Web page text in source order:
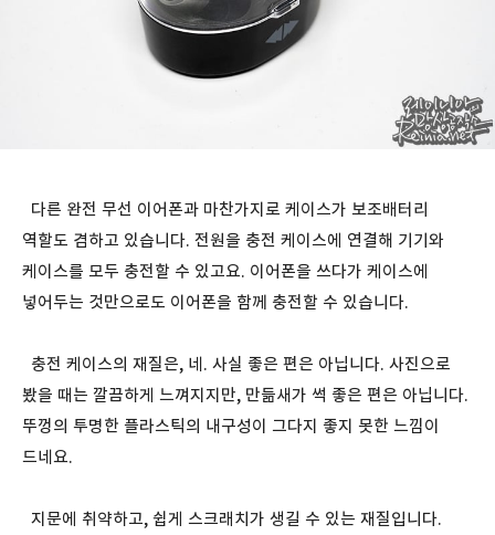
다른 완전 무선 이어폰과 마찬가지로 케이스가 보조배터리
역할도 겸하고 있습니다. 전원을 충전 케이스에 연결해 기기와
케이스를 모두 충전할 수 있고요. 이어폰을 쓰다가 케이스에
넣어두는 것만으로도 이어폰을 함께 충전할 수 있습니다.
충전 케이스의 재질은, 네. 사실 좋은 편은 아닙니다. 사진으로
봤을 때는 깔끔하게 느껴지지만, 만듦새가 썩 좋은 편은 아닙니다.
뚜껑의 투명한 플라스틱의 내구성이 그다지 좋지 못한 느낌이
드네요.
지문에 취약하고, 쉽게 스크래치가 생길 수 있는 재질입니다.